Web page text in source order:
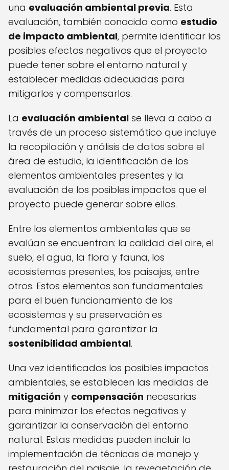
una evaluación ambiental previa. Esta
evaluación, también conocida como estudio
de impacto ambiental, permite identificar los
posibles efectos negativos que el proyecto
puede tener sobre el entorno natural y
establecer medidas adecuadas para
mitigarlos y compensarlos.
La evaluación ambiental se lleva a cabo a
través de un proceso sistemático que incluye
la recopilación y análisis de datos sobre el
área de estudio, la identificación de los
elementos ambientales presentes y la
evaluación de los posibles impactos que el
proyecto puede generar sobre ellos.
Entre los elementos ambientales que se
evalúan se encuentran: la calidad del aire, el
suelo, el agua, la flora y fauna, los
ecosistemas presentes, los paisajes, entre
otros. Estos elementos son fundamentales
para el buen funcionamiento de los
ecosistemas y su preservación es
fundamental para garantizar la
sostenibilidad ambiental.
Una vez identificados los posibles impactos
ambientales, se establecen las medidas de
mitigación y compensación necesarias
para minimizar los efectos negativos y
garantizar la conservación del entorno
natural. Estas medidas pueden incluir la
implementación de técnicas de manejo y